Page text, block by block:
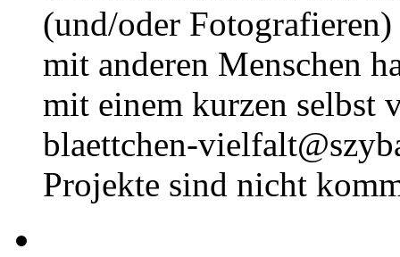
(und/oder
mit anderen Menschen
mit einem kurzen selbst
blaettchen-
Projekte sind nicht